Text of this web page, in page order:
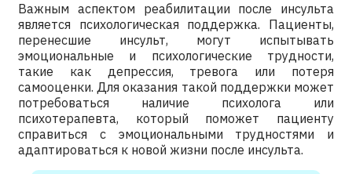
Важным аспектом реабилитации после инсульта
является психологическая поддержка. Пациенты,
перенесшие инсульт, могут испытывать
эмоциональные и психологические трудности,
такие как депрессия, тревога или потеря
самооценки. Для оказания такой поддержки может
потребоваться наличие психолога или
психотерапевта, который поможет пациенту
справиться с эмоциональными трудностями и
адаптироваться к новой жизни после инсульта.